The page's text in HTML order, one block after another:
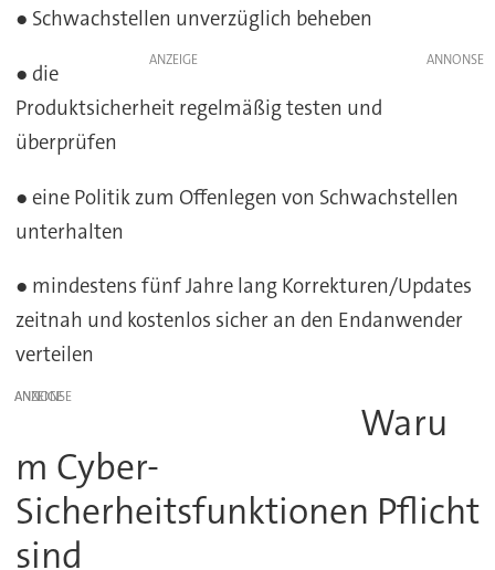
● Schwachstellen unverzüglich beheben
ANZEIGE
● die
Produktsicherheit regelmäßig testen und
überprüfen
● eine Politik zum Offenlegen von Schwachstellen
unterhalten
● mindestens fünf Jahre lang Korrekturen/Updates
zeitnah und kostenlos sicher an den Endanwender
verteilen
ANZEIGE
Waru
m Cyber-
Sicherheitsfunktionen Pflicht
sind